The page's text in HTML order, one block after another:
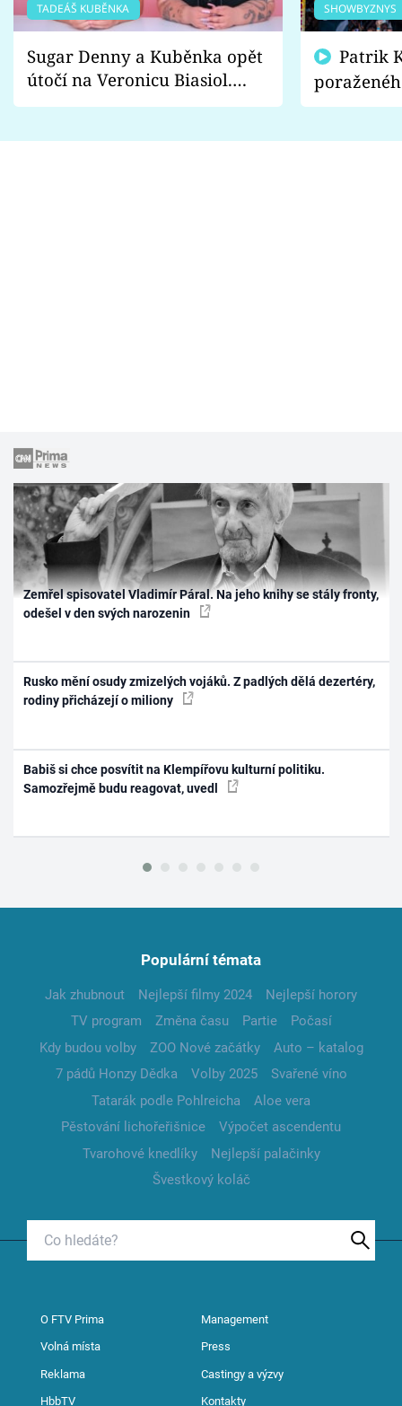
TADEÁŠ KUBĚNKA
Sugar Denny a Kuběnka opět
útočí na Veronicu Biasiol.
Proč je podle nich falešná a
SHOWBYZNYS
fanoušci
Zemřel spisovatel Vladimír Páral. Na jeho knihy se stály fronty,
odešel v den svých narozenin
Rusko mění osudy zmizelých vojáků. Z padlých dělá dezertéry,
rodiny přicházejí o miliony
Babiš si chce posvítit na Klempířovu kulturní politiku.
Samozřejmě budu reagovat, uvedl
Populární témata
Jak zhubnout Nejlepší filmy 2024
Nejlepší horory
TV program
Změna času Partie
Počasí
Kdy budou volby
ZOO Nové začátky
Auto – katalog
7 pádů Honzy Dědka
Volby 2025
Svařené víno
Tatarák podle Pohlreicha
Aloe vera
Pěstování lichořeřišnice
Výpočet ascendentu
Tvarohové knedlíky
Nejlepší palačinky
Švestkový koláč
O FTV Prima Management
Volná místa Press
Reklama Castingy a výzvy
HbbTV Kontakty